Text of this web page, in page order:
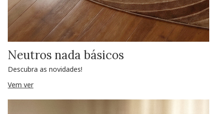
Neutros nada básicos
Descubra as novidades!
Vem ver